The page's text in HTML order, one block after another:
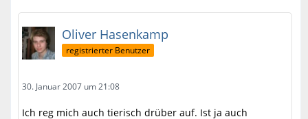
Oliver Hasenkamp
registrierter Benutzer
30. Januar 2007 um 21:08
Ich reg mich auch tierisch drüber auf. Ist ja auch